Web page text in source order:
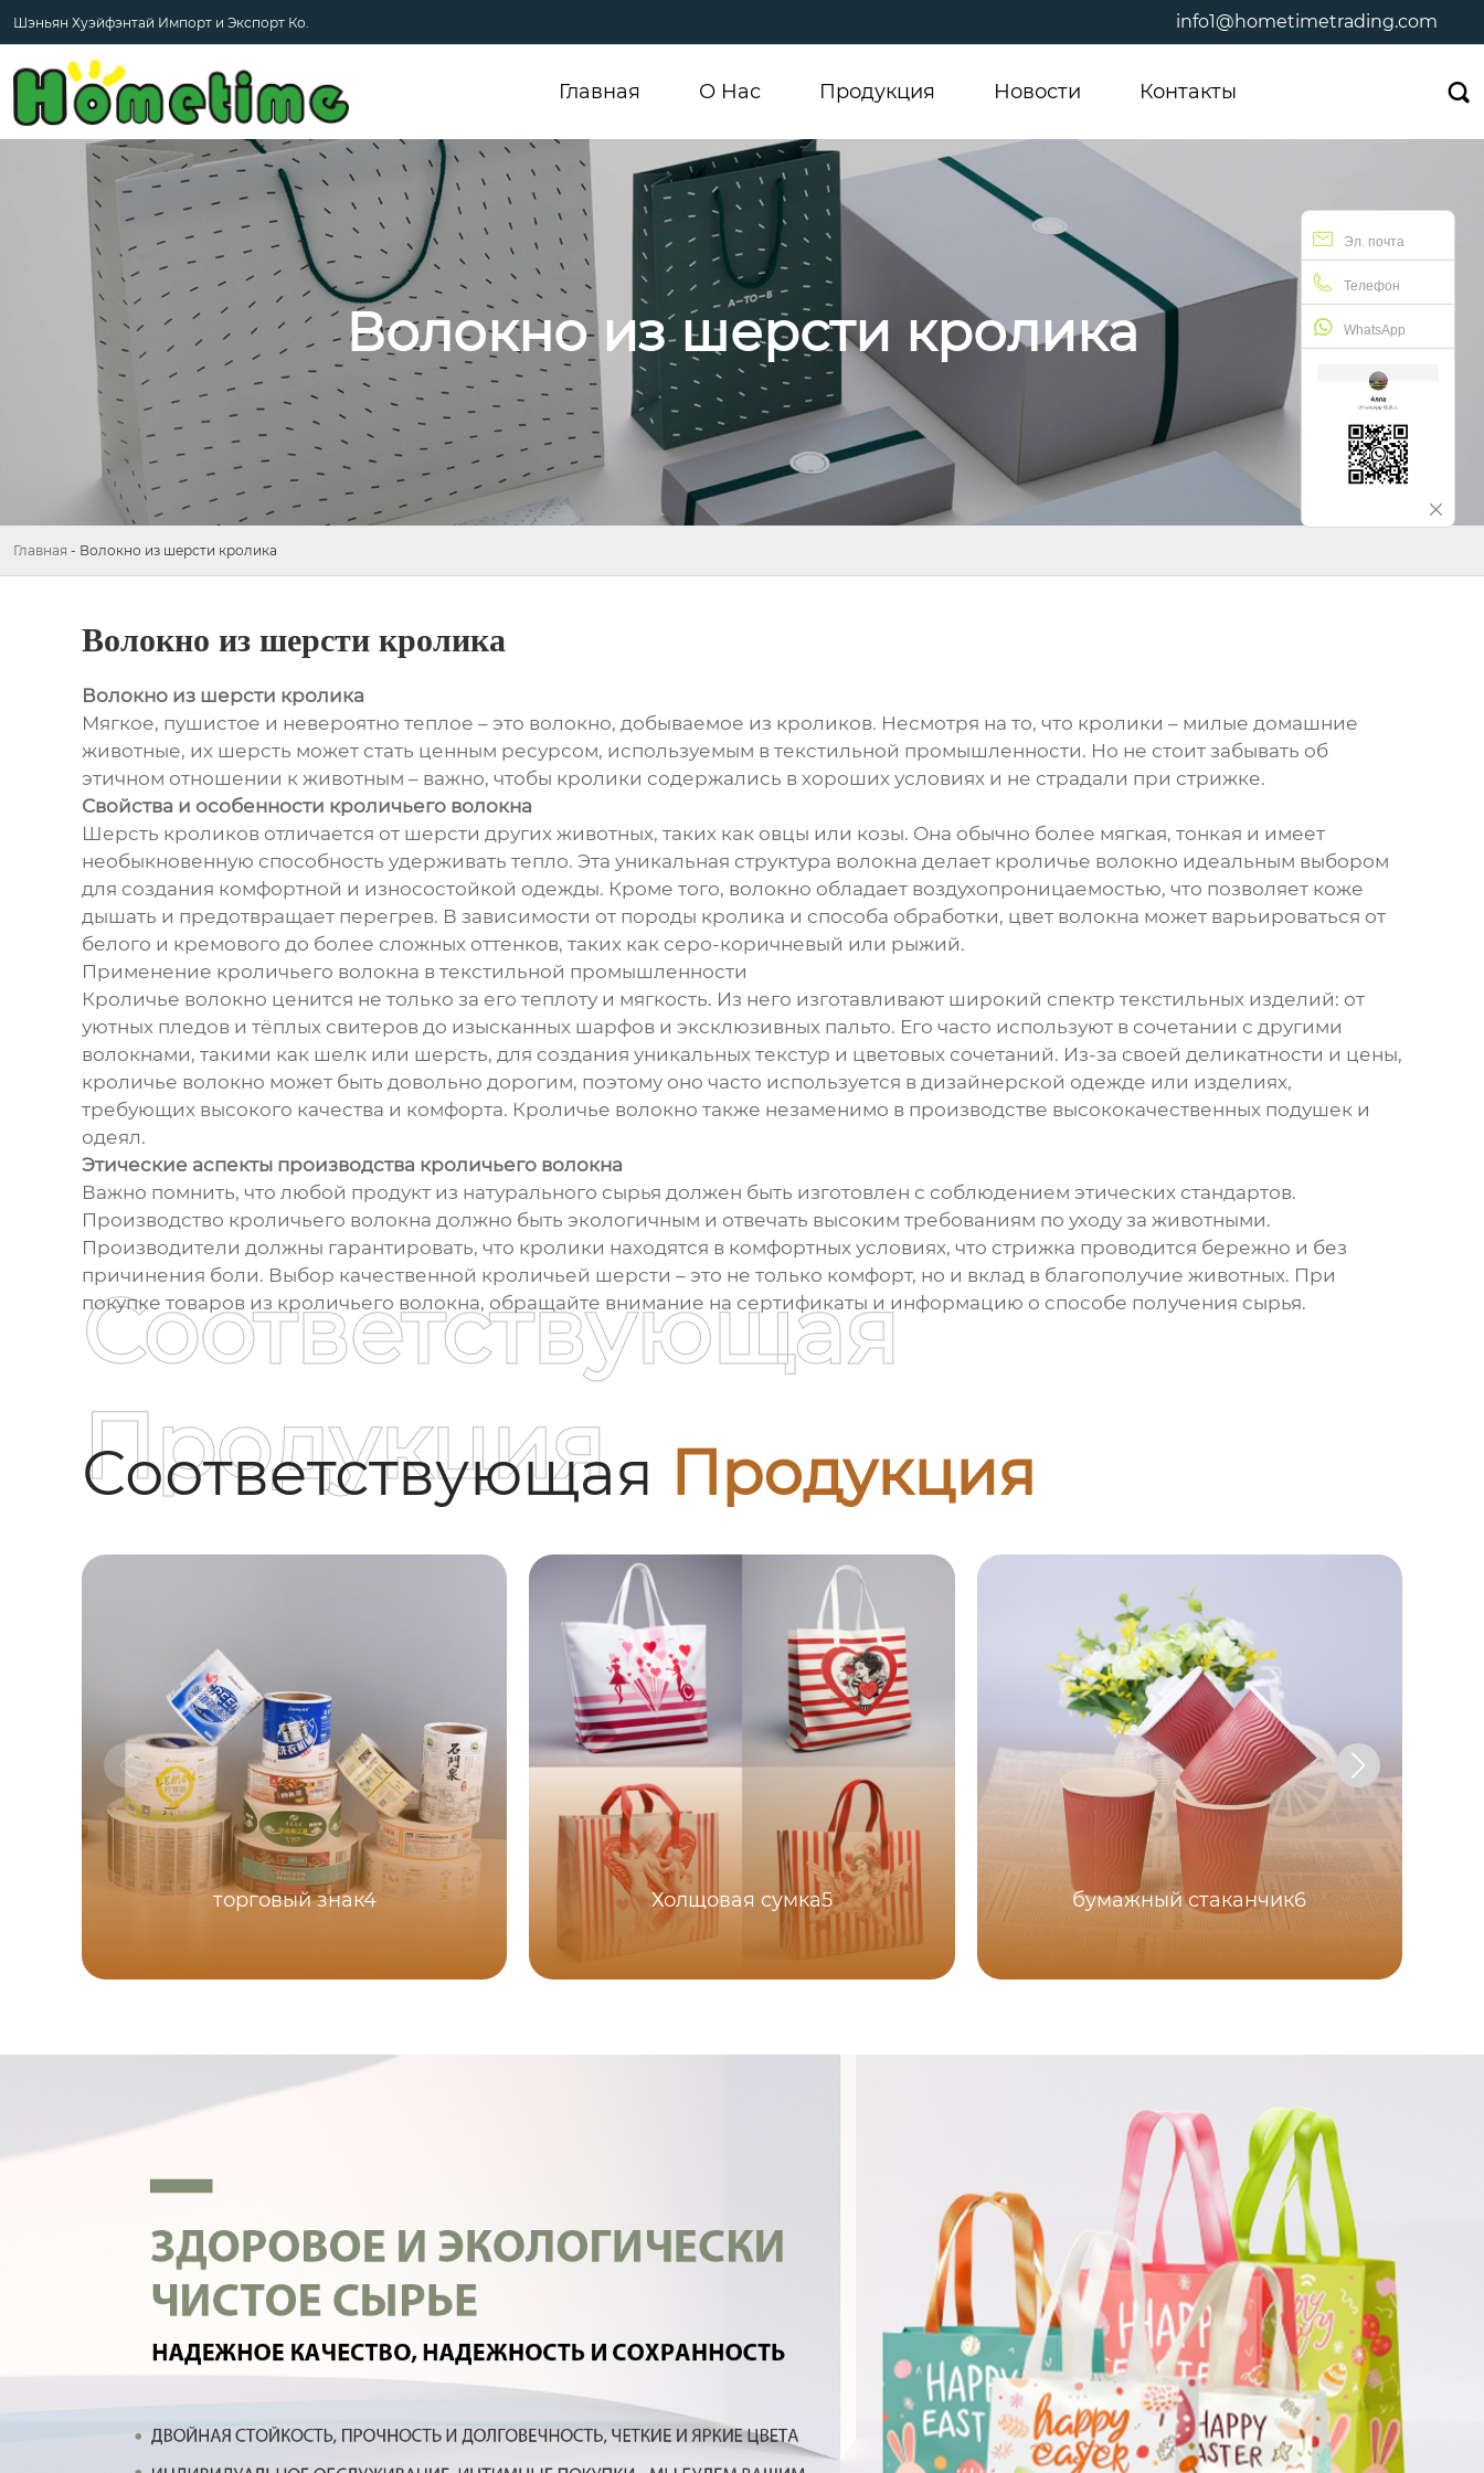
Шэньян Хуэйфэнтай Импорт и Экспорт Ко. info1@hometimetrading.com
Главная О Hас Продукция Новости Контакты 
Волокно из шерсти кролика
Главная - Волокно из шерсти кролика
Волокно из шерсти кролика
Волокно из шерсти кролика
Мягкое, пушистое и невероятно теплое – это волокно, добываемое из кроликов. Несмотря на то, что кролики – милые домашние
животные, их шерсть может стать ценным ресурсом, используемым в текстильной промышленности. Но не стоит забывать об
этичном отношении к животным – важно, чтобы кролики содержались в хороших условиях и не страдали при стрижке.
Свойства и особенности кроличьего волокна
Шерсть кроликов отличается от шерсти других животных, таких как овцы или козы. Она обычно более мягкая, тонкая и имеет
необыкновенную способность удерживать тепло. Эта уникальная структура волокна делает кроличье волокно идеальным выбором
для создания комфортной и износостойкой одежды. Кроме того, волокно обладает воздухопроницаемостью, что позволяет коже
дышать и предотвращает перегрев. В зависимости от породы кролика и способа обработки, цвет волокна может варьироваться от
белого и кремового до более сложных оттенков, таких как серо-коричневый или рыжий.
Применение кроличьего волокна в текстильной промышленности
Кроличье волокно ценится не только за его теплоту и мягкость. Из него изготавливают широкий спектр текстильных изделий: от
уютных пледов и тёплых свитеров до изысканных шарфов и эксклюзивных пальто. Его часто используют в сочетании с другими
волокнами, такими как шелк или шерсть, для создания уникальных текстур и цветовых сочетаний. Из-за своей деликатности и цены,
кроличье волокно может быть довольно дорогим, поэтому оно часто используется в дизайнерской одежде или изделиях,
требующих высокого качества и комфорта. Кроличье волокно также незаменимо в производстве высококачественных подушек и
одеял.
Этические аспекты производства кроличьего волокна
Важно помнить, что любой продукт из натурального сырья должен быть изготовлен с соблюдением этических стандартов.
Производство кроличьего волокна должно быть экологичным и отвечать высоким требованиям по уходу за животными.
Производители должны гарантировать, что кролики находятся в комфортных условиях, что стрижка проводится бережно и без
причинения боли. Выбор качественной кроличьей шерсти – это не только комфорт, но и вклад в благополучие животных. При
покупке товаров из кроличьего волокна, обращайте внимание на сертификаты и информацию о способе получения сырья.
Соответствующая Продукция
Соответствующая
Продукция
торговый знак4 Холщовая сумка5 бумажный стаканчик6
Эл. почта
Телефон
WhatsApp